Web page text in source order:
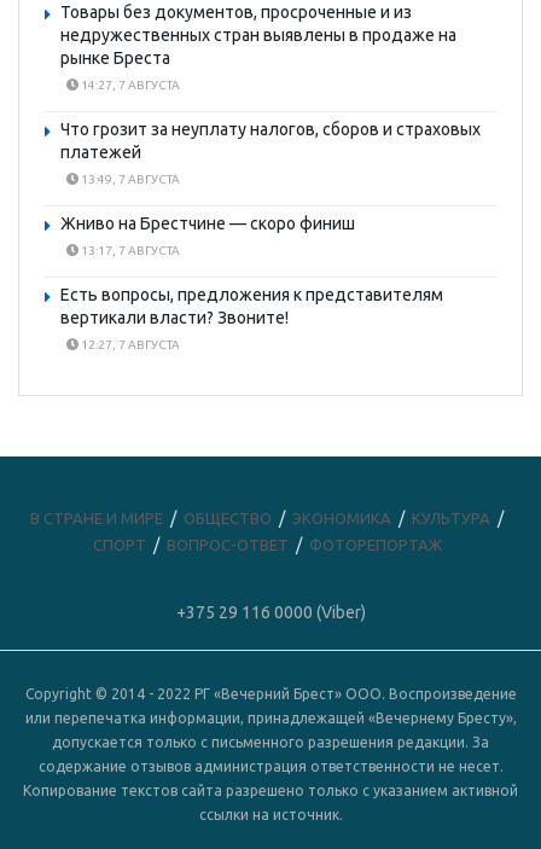
Товары без документов, просроченные и из
недружественных стран выявлены в продаже на
рынке Бреста
14:27, 7 АВГУСТА
Что грозит за неуплату налогов, сборов и страховых
платежей
13:49, 7 АВГУСТА
Жниво на Брестчине — скоро финиш
13:17, 7 АВГУСТА
Есть вопросы, предложения к представителям
вертикали власти? Звоните!
12:27, 7 АВГУСТА
В СТРАНЕ И МИРЕ ОБЩЕСТВО ЭКОНОМИКА
КУЛЬТУРА
СПОРТ
ВОПРОС-ОТВЕТ ФОТОРЕПОРТАЖ
+375 29 116 0000 (Viber)
Copyright © 2014 - 2022 РГ «Вечерний Брест» ООО. Воспроизведение
или перепечатка информации, принадлежащей «Вечернему Бресту»,
допускается только с письменного разрешения редакции. За
содержание отзывов администрация ответственности не несет.
Копирование текстов сайта разрешено только с указанием активной
ссылки на источник.